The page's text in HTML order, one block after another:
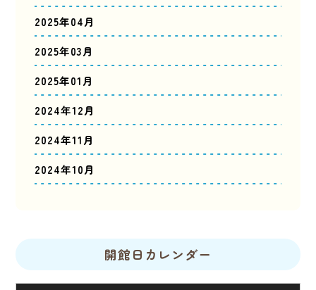
開館日カレンダー
2025年04月
2025年03月
2025年01月
2024年12月
2024年11月
2024年10月